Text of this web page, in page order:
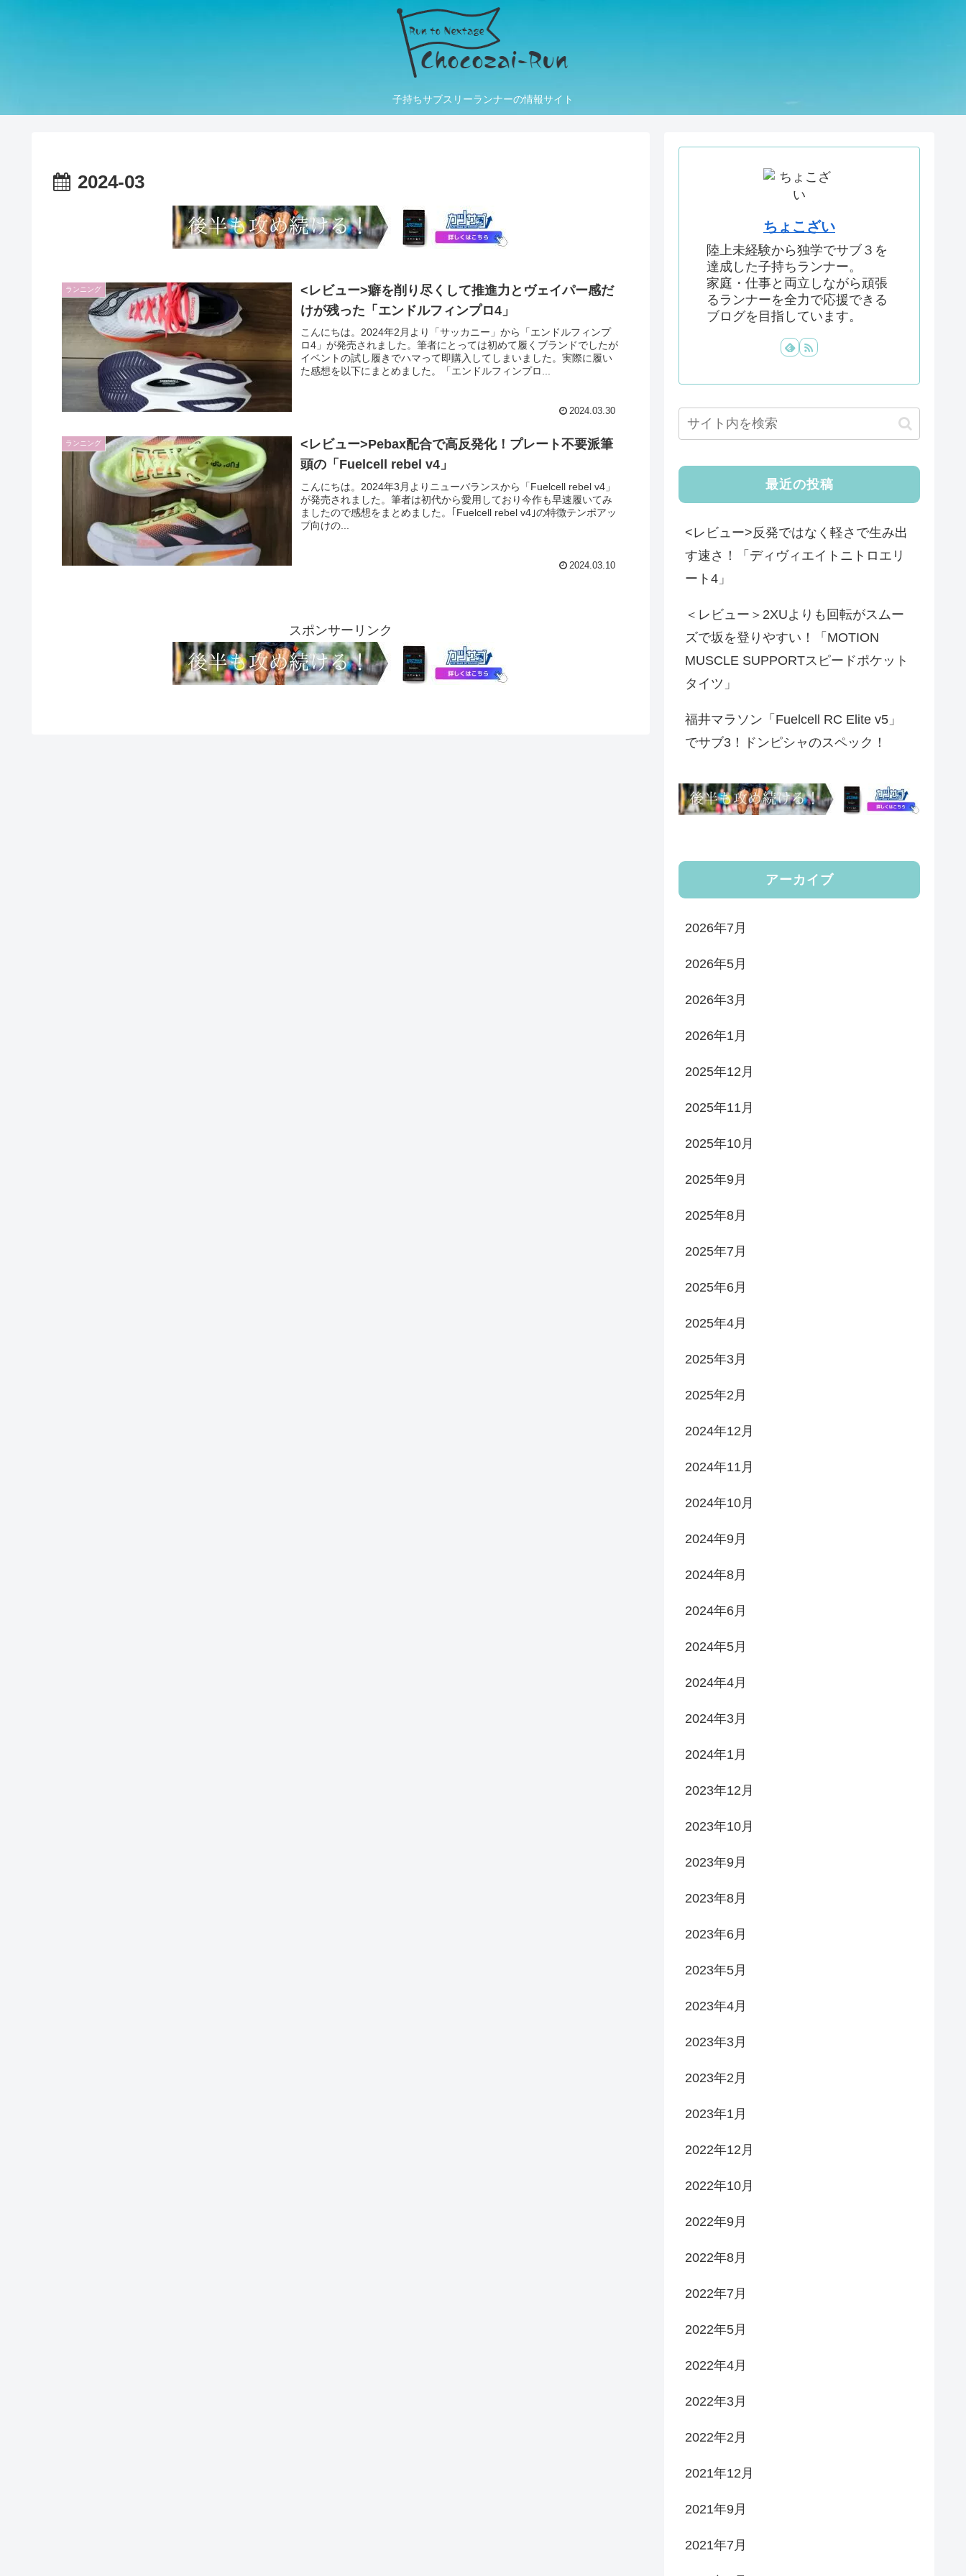
子持ちサブスリーランナーの情報サイト
2024-03
ランニング
<レビュー>癖を削り尽くして推進力とヴェイパー感だ
けが残った「エンドルフィンプロ4」
こんにちは。2024年2月より「サッカニー」から「エンドルフィンプ
ロ4」が発売されました。筆者にとっては初めて履くブランドでしたが
イベントの試し履きでハマって即購入してしまいました。実際に履い
た感想を以下にまとめました。「エンドルフィンプロ...
2024.03.30
ランニング
<レビュー>Pebax配合で高反発化！プレート不要派筆
頭の「Fuelcell rebel v4」
こんにちは。2024年3月よりニューバランスから「Fuelcell rebel v4」
が発売されました。筆者は初代から愛用しており今作も早速履いてみ
ましたので感想をまとめました。｢Fuelcell rebel v4｣の特徴テンポアッ
プ向けの...
2024.03.10
スポンサーリンク
ちょこざい
陸上未経験から独学でサブ３を
達成した子持ちランナー。
家庭・仕事と両立しながら頑張
るランナーを全力で応援できる
ブログを目指しています。
最近の投稿
<レビュー>反発ではなく軽さで生み出
す速さ！「ディヴィエイトニトロエリ
ート4」
＜レビュー＞2XUよりも回転がスムー
ズで坂を登りやすい！「MOTION
MUSCLE SUPPORTスピードポケット
タイツ」
福井マラソン「Fuelcell RC Elite v5」
でサブ3！ドンピシャのスペック！
アーカイブ
2026年7月
2026年5月
2026年3月
2026年1月
2025年12月
2025年11月
2025年10月
2025年9月
2025年8月
2025年7月
2025年6月
2025年4月
2025年3月
2025年2月
2024年12月
2024年11月
2024年10月
2024年9月
2024年8月
2024年6月
2024年5月
2024年4月
2024年3月
2024年1月
2023年12月
2023年10月
2023年9月
2023年8月
2023年6月
2023年5月
2023年4月
2023年3月
2023年2月
2023年1月
2022年12月
2022年10月
2022年9月
2022年8月
2022年7月
2022年5月
2022年4月
2022年3月
2022年2月
2021年12月
2021年9月
2021年7月